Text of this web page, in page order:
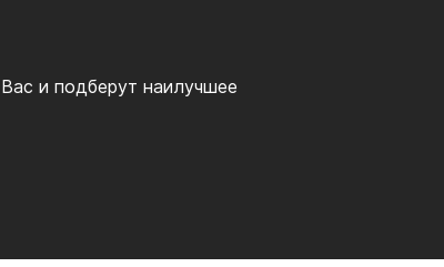
и подберут наилучшее